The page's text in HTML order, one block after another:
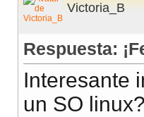
Victoria_B
Respuesta:
Interesante
un SO linux?